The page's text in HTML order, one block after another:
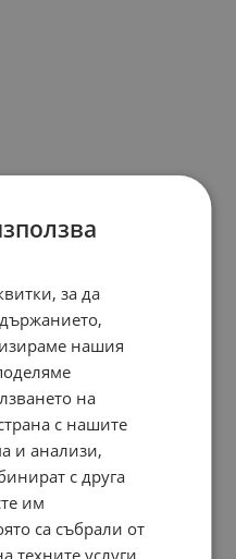
за да
нашия
на
с нашите
и анализи,
с друга
им
са събрали от
техните услуги.